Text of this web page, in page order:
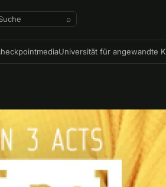
⌕
Universität für angewandte